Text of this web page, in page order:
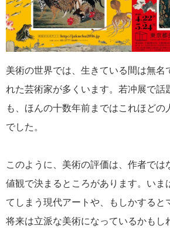
美術の世界では、生きている間は無名
れた芸術家が多くいます。若冲展で話
も、ほんの十数年前まではこれほどの
でした。
このように、美術の評価は、作者では
値観で決まるところがあります。いま
てしまう現代アートや、もしかすると
将来は立派な美術になっているかもし